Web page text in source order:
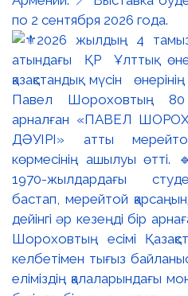
по 2 сентября 2026 года.